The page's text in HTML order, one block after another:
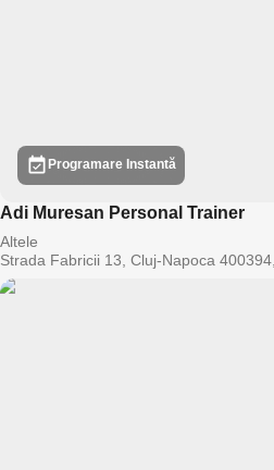
Programare Instantă
Adi Muresan Personal Trainer
Altele
Strada Fabricii 13, Cluj-Napoca